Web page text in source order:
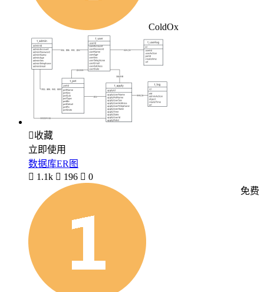
ColdOx
收藏
立即使用
数据库ER图
 1.1k  196  0
免费